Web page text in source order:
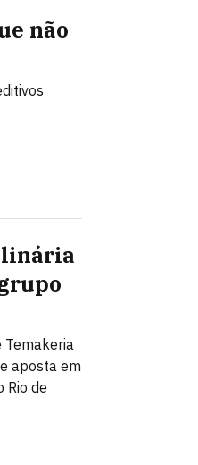
não
Temakeria
aposta em
Rio de